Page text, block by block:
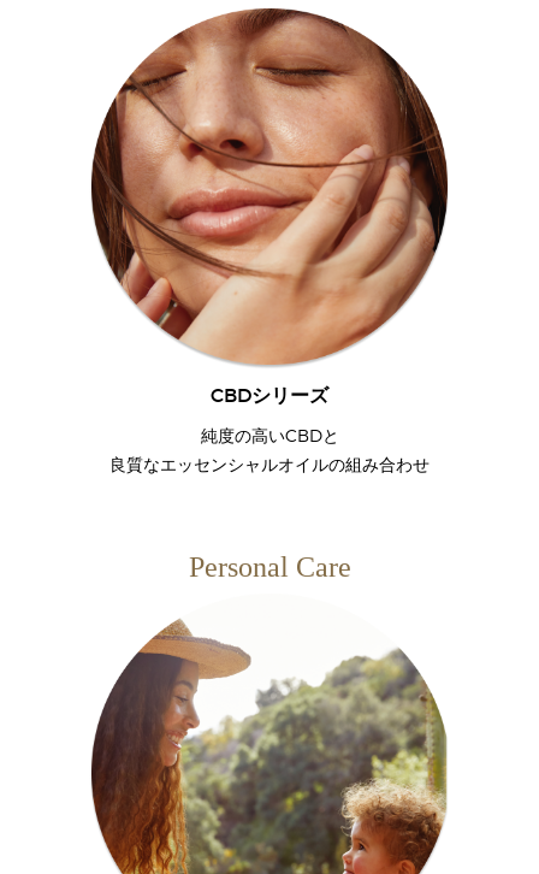
CBDシリーズ
純度の高いCBDと
良質なエッセンシャルオイルの組み合わせ
Personal Care